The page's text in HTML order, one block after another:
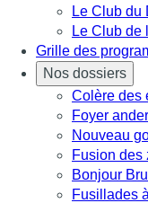
Le Club du
Le Club de
Grille des
Nos dossiers
Colère des
Foyer
Nouveau
Fusion des
Bonjour
Fusillades